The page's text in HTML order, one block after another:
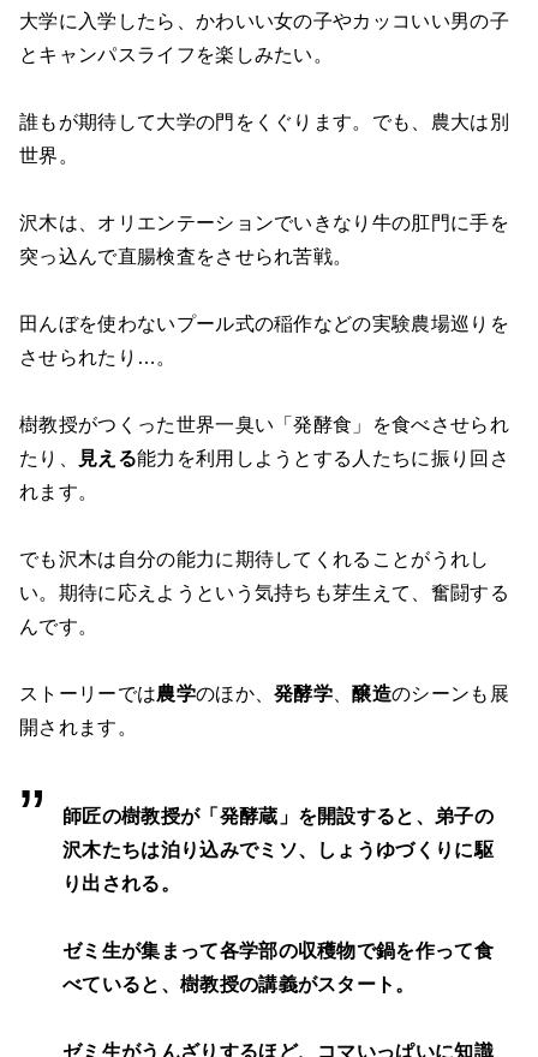
大学に入学したら、かわいい女の子やカッコいい男の子
とキャンパスライフを楽しみたい。
誰もが期待して大学の門をくぐります。でも、農大は別
世界。
沢木は、オリエンテーションでいきなり牛の肛門に手を
突っ込んで直腸検査をさせられ苦戦。
田んぼを使わないプール式の稲作などの実験農場巡りを
させられたり…。
樹教授がつくった世界一臭い「発酵食」を食べさせられ
たり、
見える能力を利用しようとする人たちに振り回さ
れます。
でも沢木は自分の能力に期待してくれることがうれし
い。期待に応えようという気持ちも芽生えて、奮闘する
んです。
ストーリーでは農学のほか、発酵学 、醸造のシーンも展
開されます。
師匠の樹教授が「発酵蔵」を開設すると、弟子の
沢木たちは泊り込みでミソ、しょうゆづくりに駆
り出される。
ゼミ生が集まって各学部の収穫物で鍋を作って食
べていると、樹教授の講義がスタート。
ゼミ生がうんざりするほど、コマいっぱいに知識